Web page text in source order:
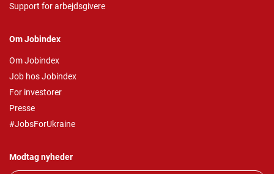
Support for arbejdsgivere
Om Jobindex
Om Jobindex
Job hos Jobindex
For investorer
Presse
#JobsForUkraine
Modtag nyheder